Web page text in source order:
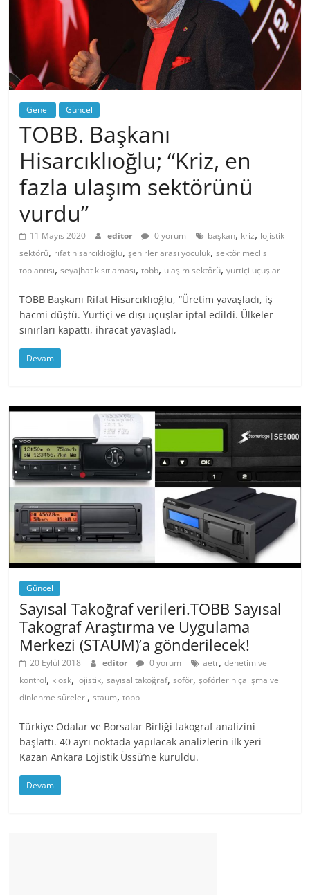
Genel Güncel
TOBB. Başkanı
Hisarcıklıoğlu; “Kriz, en
fazla ulaşım sektörünü
vurdu”
11 Mayıs 2020 editor 0 yorum başkan, kriz, lojistik
sektörü, rıfat hisarcıklıoğlu,şehirler arası yoculuk,sektör meclisi
toplantısı,seyajhat kısıtlaması,tobb, ulaşım sektörü,yurtiçi uçuşlar
TOBB Başkanı Rifat Hisarcıklıoğlu, “Üretim yavaşladı, iş
hacmi düştü. Yurtiçi ve dışı uçuşlar iptal edildi. Ülkeler
sınırları kapattı, ihracat yavaşladı,
Devam
Güncel
Sayısal Takoğraf verileri.TOBB Sayısal
Takograf Araştırma ve Uygulama
Merkezi (STAUM)’a gönderilecek!
20 Eylül 2018 editor 0 yorum aetr,denetim ve
kontrol, kiosk, lojistik,sayısal takoğraf,soför,şoförlerin çalışma ve
dinlenme süreleri,staum,tobb
Türkiye Odalar ve Borsalar Birliği takograf analizini
başlattı. 40 ayrı noktada yapılacak analizlerin ilk yeri
Kazan Ankara Lojistik Üssü’ne kuruldu.
Devam